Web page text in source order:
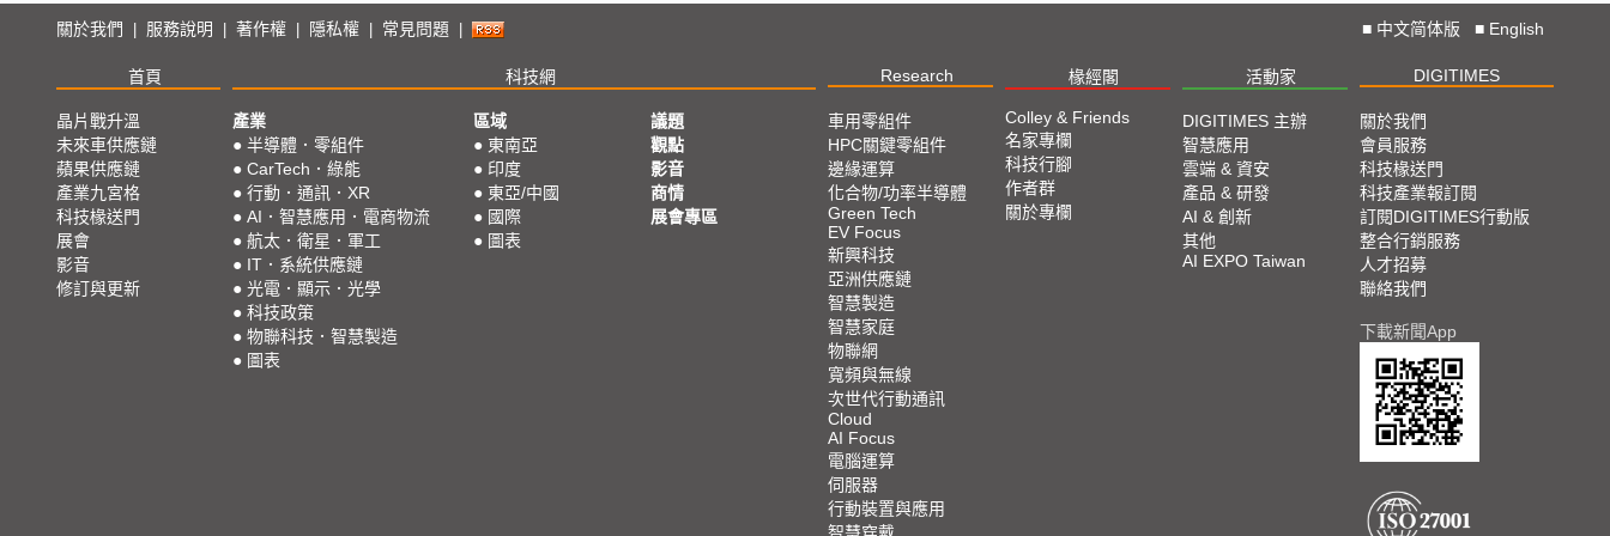
關於我們 服務說明 著作權 隱私權 常見問題 ■ 中文简体版 ■ English
首頁 科技網 Research 椽經閣 活動家 DIGITIMES
晶片戰升溫
未來車供應鏈
蘋果供應鏈
產業九宮格
科技椽送門
展會
影音
修訂與更新
產業
● 半導體．零組件
● CarTech．綠能
● 行動．通訊．XR
● AI．智慧應用．電商物流
● 航太．衛星．軍工
● IT．系統供應鏈
● 光電．顯示．光學
● 科技政策
● 物聯科技．智慧製造
● 圖表
區域
● 東南亞
● 印度
● 東亞/中國
● 國際
● 圖表
議題
觀點
影音
商情
展會專區
車用零組件
HPC關鍵零組件
邊緣運算
化合物/功率半導體
Green Tech
EV Focus
新興科技
亞洲供應鏈
智慧製造
智慧家庭
物聯網
寬頻與無線
次世代行動通訊
Cloud
AI Focus
電腦運算
伺服器
行動裝置與應用
Colley & Friends
名家專欄
科技行腳
作者群
關於專欄
DIGITIMES 主辦
智慧應用
雲端 & 資安
產品 & 研發
AI & 創新
其他
AI EXPO Taiwan
關於我們
會員服務
科技椽送門
科技產業報訂閱
訂閱DIGITIMES行動版
整合行銷服務
人才招募
聯絡我們
下載新聞App